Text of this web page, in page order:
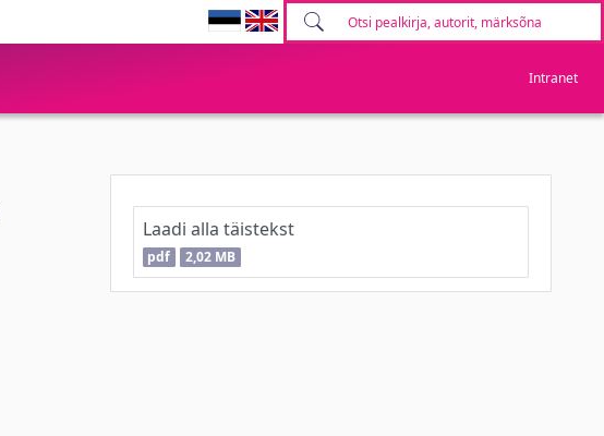
Intranet
Laadi alla täistekst
pdf 2,02 MB